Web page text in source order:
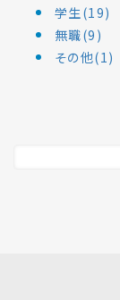
学生(19)
無職(9)
その他(1)